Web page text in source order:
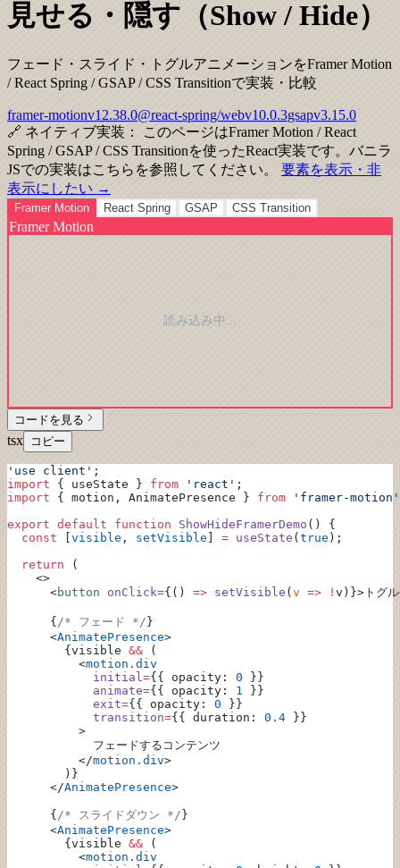
見せる・隠す（Show / Hide）
フェード・スライド・トグルアニメーションをFramer Motion
/ React Spring / GSAP / CSS Transitionで実装・比較
framer-motionv12.38.0@react-spring/webv10.0.3gsapv3.15.0
🔗 ネイティブ実装：
このページはFramer Motion / React
Spring / GSAP / CSS Transitionを使ったReact実装です。バニラ
JSでの実装はこちらを参照してください。
要素を表示・非
表示にしたい →
Framer Motion React Spring GSAP CSS Transition
Framer Motion
読み込み中...
コードを見る
tsx コピー
'use client' ;
import { useState } from 'react' ;
import { motion, AnimatePresence } from 'framer-motion'
export default function ShowHideFramerDemo () {
  const
visible , setVisible = useState ( true );
  return
(
    <>
      <
button onClick={() => setVisible ( v => ! v)}>トグ
      {
/* フェード */ }
      <
AnimatePresence>
        {visible
&& (
          <
motion.div
            initial
={{ opacity: 0 }}
            animate
={{ opacity: 1
}}
            exit
={{ opacity: 0 }}
            transition
={{ duration: 0.4 }}
          >
            フェードするコンテンツ
          </
motion.div>
        )}
      </
AnimatePresence>
      {
/* スライドダウン */ }
      <
AnimatePresence>
        {visible
&& (
          <
motion.div